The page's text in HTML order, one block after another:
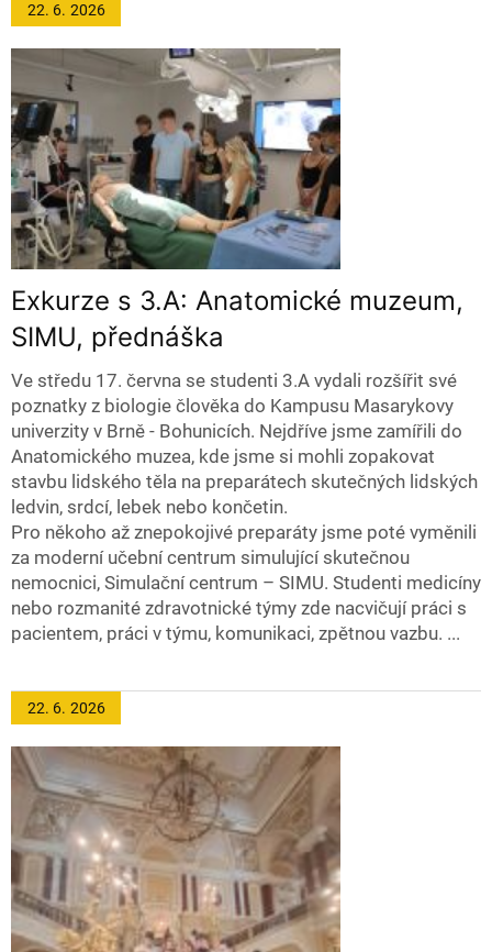
22. 6. 2026
Exkurze s 3.A: Anatomické muzeum,
SIMU, přednáška
Ve středu 17. června se studenti 3.A vydali rozšířit své
poznatky z biologie člověka do Kampusu Masarykovy
univerzity v Brně - Bohunicích. Nejdříve jsme zamířili do
Anatomického muzea, kde jsme si mohli zopakovat
stavbu lidského těla na preparátech skutečných lidských
ledvin, srdcí, lebek nebo končetin.
Pro někoho až znepokojivé preparáty jsme poté vyměnili
za moderní učební centrum simulující skutečnou
nemocnici, Simulační centrum – SIMU. Studenti medicíny
nebo rozmanité zdravotnické týmy zde nacvičují práci s
pacientem, práci v týmu, komunikaci, zpětnou vazbu. ...
22. 6. 2026